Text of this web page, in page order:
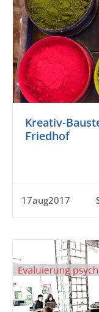
Kreativ-
Friedhof
17aug2017